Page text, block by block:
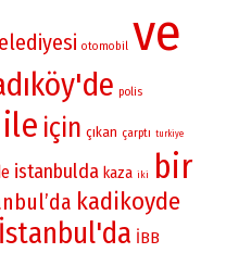
otomobil ve
polis
ile için çıkan çarptı turkiye
istanbulda kaza iki bir
kadikoyde
İstanbul'da İBB